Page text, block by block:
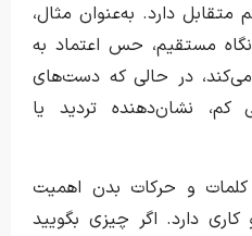
متقابل دارد. به‌عنوان مثال،
مستقیم، حس اعتماد به‌
در حالی که دست‌های
نشان‌دهنده تردید یا
و حرکات بدن اهمیت
کاری دارد. اگر چیزی بگویید